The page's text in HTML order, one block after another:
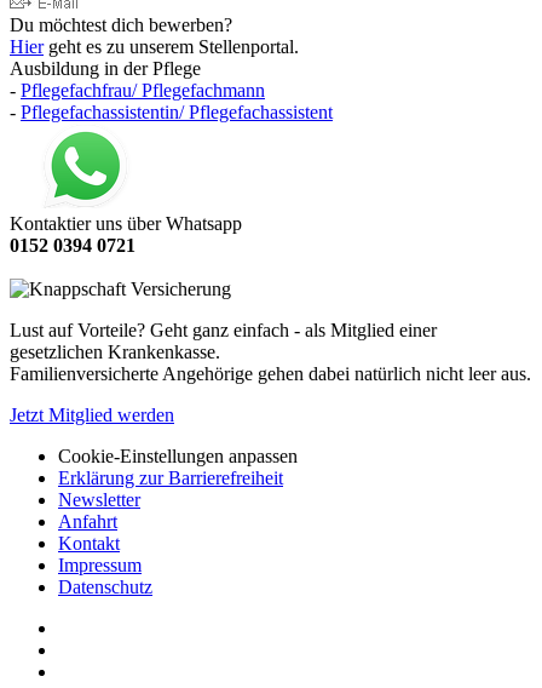
Du möchtest dich bewerben?
Hiergeht es zu unserem Stellenportal.
Ausbildung in der Pflege
- Pflegefachfrau/ Pflegefachmann
- Pflegefachassistentin/ Pflegefachassistent
Kontaktier uns über Whatsapp
0152 0394 0721
Lust auf Vorteile? Geht ganz einfach - als Mitglied einer
gesetzlichen Krankenkasse.
Familienversicherte Angehörige gehen dabei natürlich nicht leer aus.
Jetzt Mitglied werden
Cookie-Einstellungen anpassen
Erklärung zur Barrierefreiheit
Newsletter
Anfahrt
Kontakt
Impressum
Datenschutz